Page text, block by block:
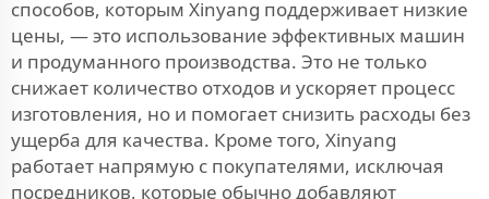
способов, которым Xinyang поддерживает низкие
цены, — это использование эффективных машин
и продуманного производства. Это не только
снижает количество отходов и ускоряет процесс
изготовления, но и помогает снизить расходы без
ущерба для качества. Кроме того, Xinyang
работает напрямую с покупателями, исключая
посредников, которые обычно добавляют